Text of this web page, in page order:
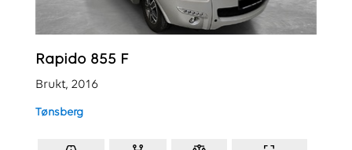
Rapido 855 F
Brukt, 2016
Tønsberg